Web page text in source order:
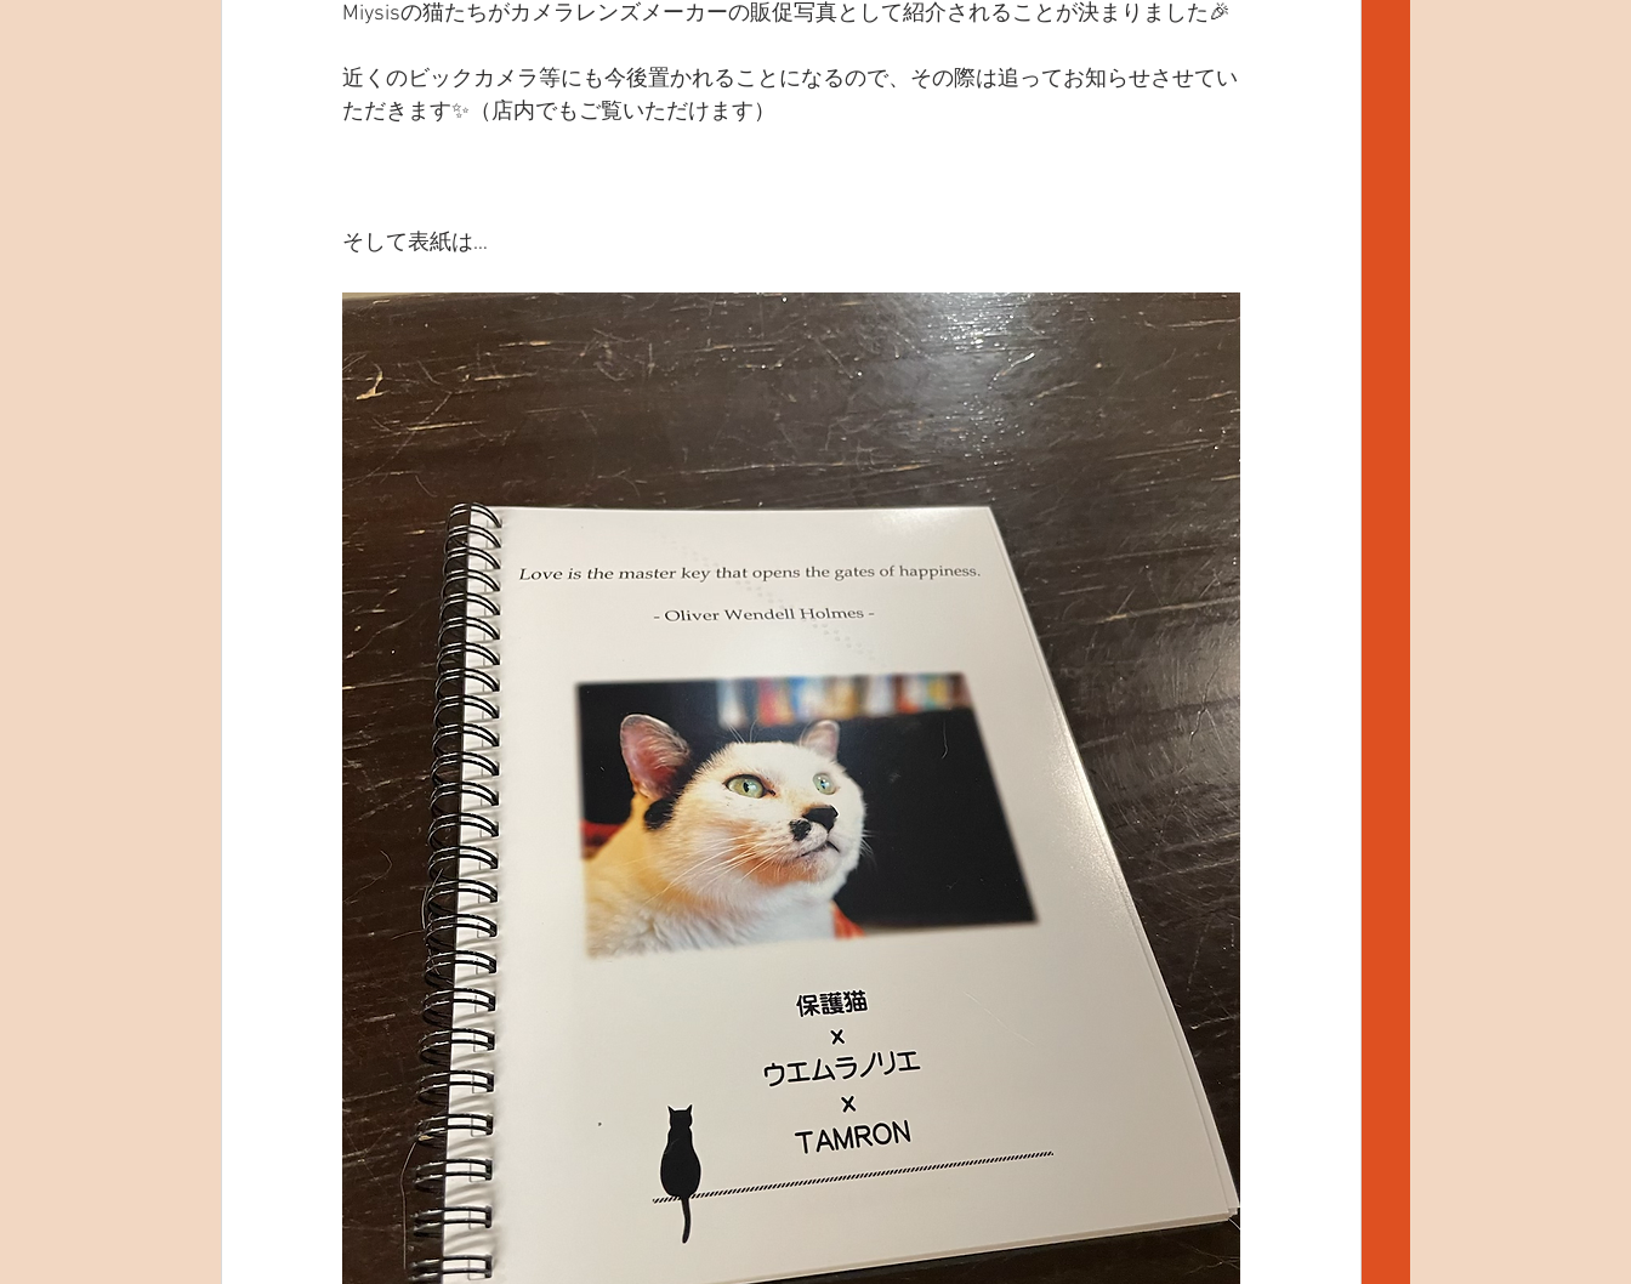
Miysisの猫たちがカメラレンズメーカーの販促写真として紹介されることが決まりました🎉
近くのビックカメラ等にも今後置かれることになるので、その際は追ってお知らせさせてい
ただきます✨（店内でもご覧いただけます）
そして表紙は…